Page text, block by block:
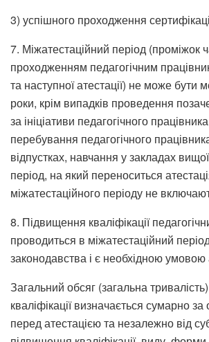
3) успішного проходження
7. Міжатестаційний період (проміжок
проходженням педагогічним
та наступної атестації) не може бути
роки, крім випадків проведення
за ініціативи педагогічного
перебування педагогічного
відпустках, навчання у закладах
період, на який переноситься
міжатестаційного періоду не
8. Підвищення кваліфікації
проводиться в міжатестаційний
законодавства і є необхідною умовою
Загальний обсяг (загальна
кваліфікації визначається сумарно за
перед атестацією та незалежно від